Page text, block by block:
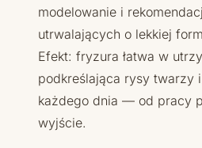
modelowanie i
utrwalających o lekkiej
Efekt: fryzura łatwa w
podkreślająca rysy twarzy
każdego dnia — od pracy
wyjście.